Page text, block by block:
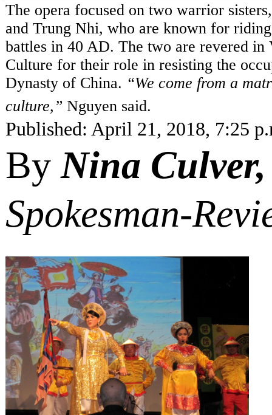
The opera focused on two warrior
and Trung Nhi, who are known for
battles in 40 AD. The two are revered in
Culture for their role in resisting the
Dynasty of China. “We come from a
culture,” Nguyen said.
Published: April 21, 2018, 7:25
ByNina
Spokesman-